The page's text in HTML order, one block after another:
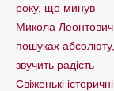
року, що минув
Микола
пошуках
звучить радість
Свіженькі